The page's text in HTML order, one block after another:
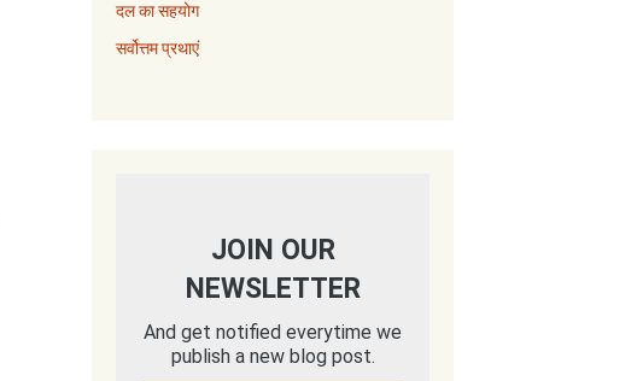
दल का सहयोग
सर्वोत्तम प्रथाएं
JOIN OUR
NEWSLETTER
And get notified everytime we
publish a new blog post.